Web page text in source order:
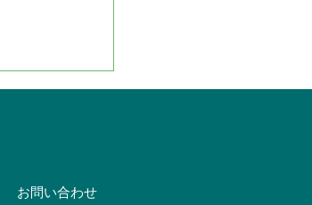
お問い合わせ